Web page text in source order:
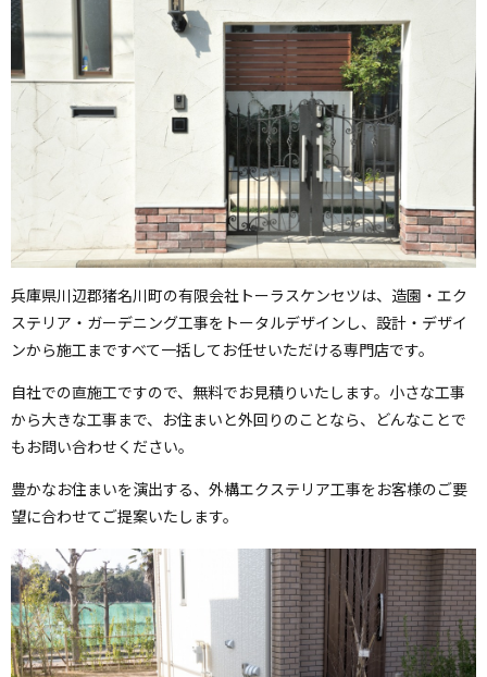
兵庫県川辺郡猪名川町の有限会社トーラスケンセツは、造園・エク
ステリア・ガーデニング工事をトータルデザインし、設計・デザイ
ンから施工まですべて一括してお任せいただける専門店です。
自社での直施工ですので、無料でお見積りいたします。小さな工事
から大きな工事まで、お住まいと外回りのことなら、どんなことで
もお問い合わせください。
豊かなお住まいを演出する、外構エクステリア工事をお客様のご要
望に合わせてご提案いたします。